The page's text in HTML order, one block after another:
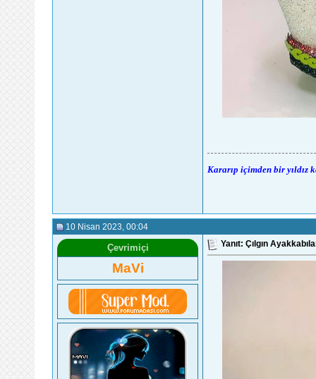
Kararıp içimden bir yıldız
10 Nisan 2023 , 00:04
Çevrimiçi
MaVi
Yanıt: Çılgın